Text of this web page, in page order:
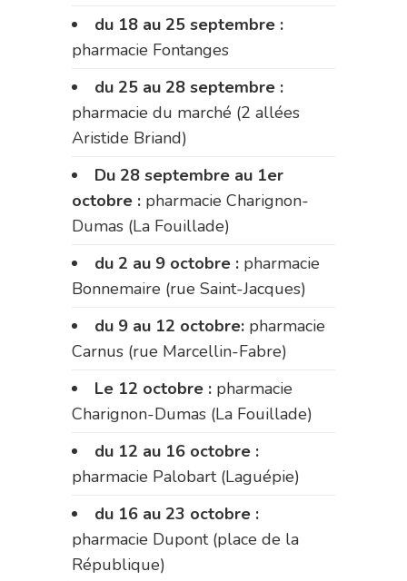
du 18 au 25 septembre :
pharmacie Fontanges
du 25 au 28 septembre :
pharmacie du marché (2 allées
Aristide Briand)
Du 28 septembre au 1er
octobre : pharmacie Charignon-
Dumas (La Fouillade)
du 2 au 9 octobre : pharmacie
Bonnemaire (rue Saint-Jacques)
du 9 au 12 octobre: pharmacie
Carnus (rue Marcellin-Fabre)
Le 12 octobre : pharmacie
Charignon-Dumas (La Fouillade)
du 12 au 16 octobre :
pharmacie Palobart (Laguépie)
du 16 au 23 octobre :
pharmacie Dupont (place de la
République)